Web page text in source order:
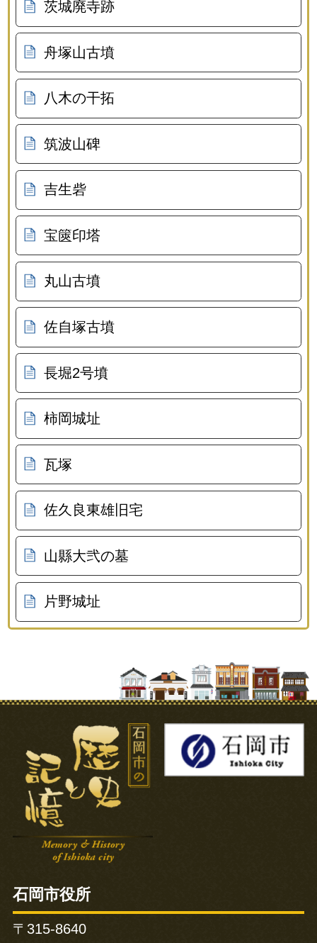
茨城廃寺跡
舟塚山古墳
八木の干拓
筑波山碑
吉生砦
宝篋印塔
丸山古墳
佐自塚古墳
長堀2号墳
柿岡城址
瓦塚
佐久良東雄旧宅
山縣大弐の墓
片野城址
石岡市の歴史と記憶
石岡市役所
〒315-8640